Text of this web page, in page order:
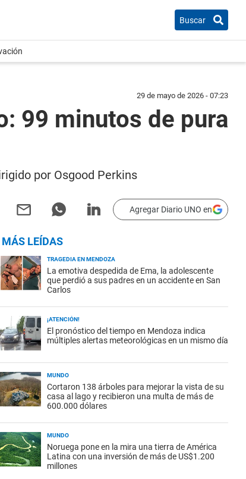
Buscar
29 de mayo de 2026 - 07:23
99 minutos de pura
por Osgood Perkins
Agregar Diario UNO en
LEÍDAS
TRAGEDIA EN MENDOZA
La emotiva despedida de Ema, la adolescente
que perdió a sus padres en un accidente en San
Carlos
¡ATENCIÓN!
El pronóstico del tiempo en Mendoza indica
múltiples alertas meteorológicas en un mismo día
MUNDO
Cortaron 138 árboles para mejorar la vista de su
casa al lago y recibieron una multa de más de
600.000 dólares
MUNDO
Noruega pone en la mira una tierra de América
Latina con una inversión de más de US$1.200
millones